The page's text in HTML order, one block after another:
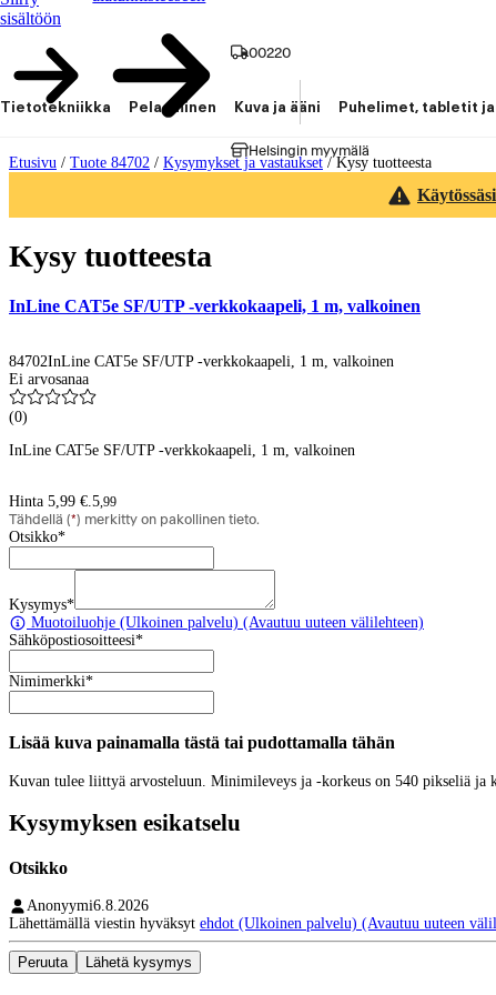
sisältöön
00220
Helsingin myymälä
Tietotekniikka Pelaaminen Kuva ja ääni Puhelimet, tabletit
Etusivu / Tuote 84702 / Kysymykset ja vastaukset/Kysy tuotteesta
Kysy tuotteesta
InLine CAT5e SF/UTP -verkkokaapeli, 1 m, valkoinen
84702InLine CAT5e SF/UTP -verkkokaapeli, 1 m, valkoinen
Ei arvosanaa
(0)
InLine CAT5e SF/UTP -verkkokaapeli, 1 m, valkoinen
Hinta 5,99 €.5,99
Tähdellä (*) merkitty on pakollinen tieto.
Otsikko*
Kysymys*
Muotoiluohje (Ulkoinen palvelu) (Avautuu uuteen välilehteen)
Sähköpostiosoitteesi*
Nimimerkki*
Lisää kuva painamalla tästä tai pudottamalla tähän
Kuvan tulee liittyä arvosteluun. Minimileveys ja -korkeus on 540 pikseliä ja
Kysymyksen esikatselu
Otsikko
Anonyymi6.8.2026
Lähettämällä viestin hyväksyt ehdot (Ulkoinen palvelu) (Avautuu uuteen
Peruuta Lähetä kysymys